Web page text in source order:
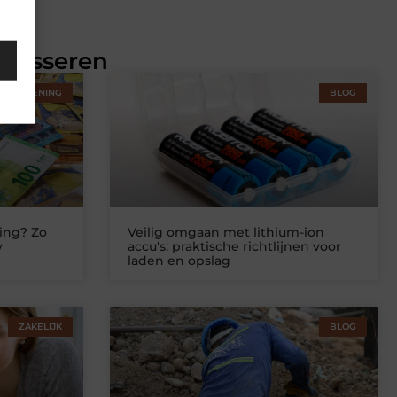
Zo
BLOG
Veilig omgaan met lithium-ion
accu's: praktische richtlijnen voor
laden en opslag
ZAKELIJK BLOG